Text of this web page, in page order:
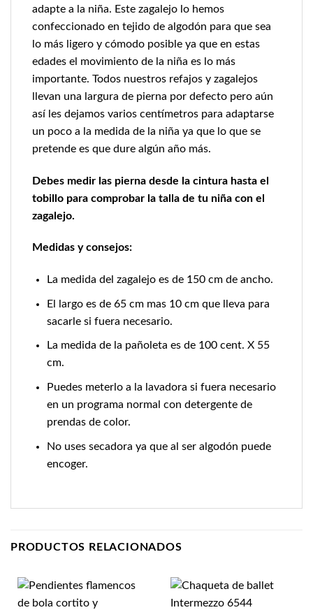
adapte a la niña. Este zagalejo lo hemos
confeccionado en tejido de algodón para que sea
lo más ligero y cómodo posible ya que en estas
edades el movimiento de la niña es lo más
importante. Todos nuestros refajos y zagalejos
llevan una largura de pierna por defecto pero aún
así les dejamos varios centímetros para adaptarse
un poco a la medida de la niña ya que lo que se
pretende es que dure algún año más.
Debes medir las pierna desde la cintura hasta el
tobillo para comprobar la talla de tu niña con el
zagalejo.
Medidas y consejos:
La medida del zagalejo es de 150 cm de ancho.
El largo es de 65 cm mas 10 cm que lleva para
sacarle si fuera necesario.
La medida de la pañoleta es de 100 cent. X 55
cm.
Puedes meterlo a la lavadora si fuera necesario
en un programa normal con detergente de
prendas de color.
No uses secadora ya que al ser algodón puede
encoger.
PRODUCTOS RELACIONADOS